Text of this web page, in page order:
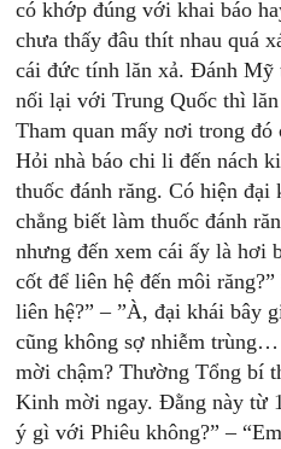
có khớp đúng với khai báo
chưa thấy đâu thít nhau quá
cái đức tính lăn xả. Đánh Mỹ
nối lại với Trung Quốc thì
Tham quan mấy nơi trong đó
Hỏi nhà báo chi li đến nách
thuốc đánh răng. Có hiện
chẳng biết làm thuốc đánh
nhưng đến xem cái ấy là hơi
cốt để liên hệ đến môi
liên hệ?” – ”À, đại khái bây
cũng không sợ nhiễm
mời chậm? Thường Tổng bí
Kinh mời ngay. Đằng này từ
ý gì với Phiêu không?” –